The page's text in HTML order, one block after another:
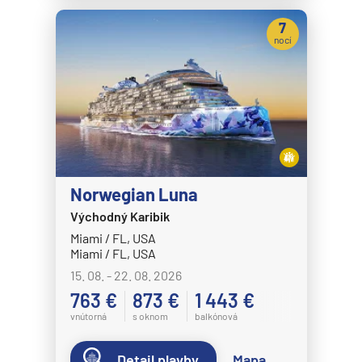
MS Nordstjernen
MS Otto Sverdrup
MS Polarlys
MS Richard With
MS Trollfjord
MS Vesteralen
MSC Cruises
MSC Armonia
MSC Bellissima
Norwegian Luna
Východný Karibik
Miami / FL, USA
Miami / FL, USA
15. 08. - 22. 08. 2026
763 €
vnútorná
873 €
s oknom
1 443 €
balkónová
7
nocí